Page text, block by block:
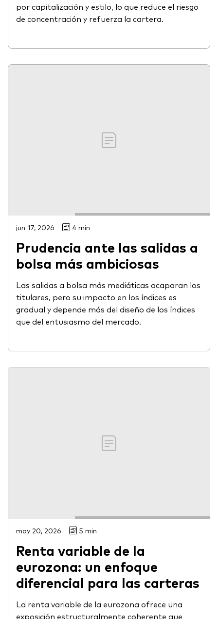
por capitalización y estilo, lo que reduce el riesgo
de concentración y refuerza la cartera.
jun 17, 2026 4 min
Prudencia ante las salidas a
bolsa más ambiciosas
Las salidas a bolsa más mediáticas acaparan los
titulares, pero su impacto en los índices es
gradual y depende más del diseño de los índices
que del entusiasmo del mercado.
may 20, 2026 5 min
Renta variable de la
eurozona: un enfoque
diferencial para las carteras
La renta variable de la eurozona ofrece una
exposición estructuralmente coherente que